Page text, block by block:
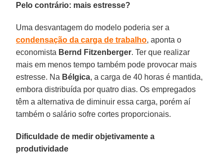
Pelo contrário: mais estresse?
Uma desvantagem do modelo poderia ser a
condensação da carga de trabalho, aponta o
economista Bernd Fitzenberger. Ter que realizar
mais em menos tempo também pode provocar mais
estresse. Na Bélgica, a carga de 40 horas é mantida,
embora distribuída por quatro dias. Os empregados
têm a alternativa de diminuir essa carga, porém aí
também o salário sofre cortes proporcionais.
Dificuldade de medir objetivamente a
produtividade